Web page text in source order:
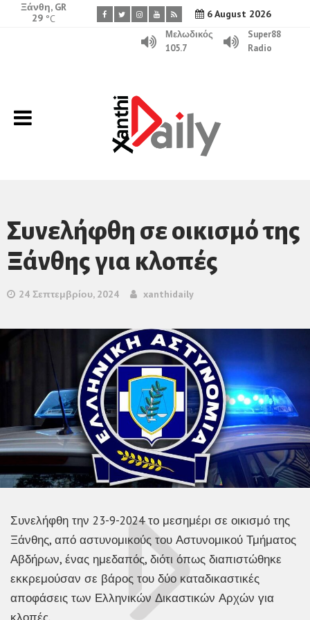
6 August 2026
Ξάνθη, GR
29 °C
Μελωδικός
105.7
Super88
Radio
Συνελήφθη σε οικισμό της
Ξάνθης για κλοπές
24 Σεπτεμβρίου, 2024 xanthidaily
Συνελήφθη την 23-9-2024 το μεσημέρι σε οικισμό της
Ξάνθης, από αστυνομικούς του Αστυνομικού Τμήματος
Αβδήρων, ένας ημεδαπός, διότι όπως διαπιστώθηκε
εκκρεμούσαν σε βάρος του δύο καταδικαστικές
αποφάσεις των Ελληνικών Δικαστικών Αρχών για